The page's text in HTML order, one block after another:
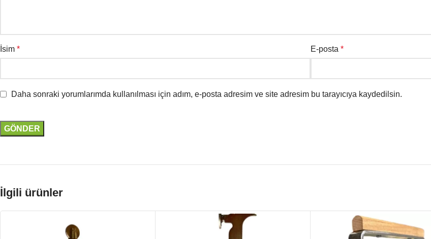
İsim * E-posta *
Daha sonraki yorumlarımda kullanılması için adım, e-posta adresim ve site adresim bu tarayıcıya kaydedilsin.
İlgili ürünler